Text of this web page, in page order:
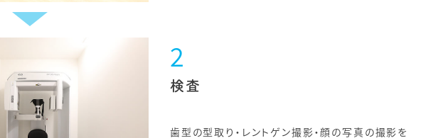
検査
歯型の型取り・レントゲン撮影・顔の写真の撮影を